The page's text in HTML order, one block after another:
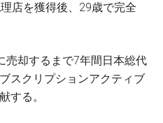
店を獲得後、29歳で完全
売却するまで7年間日本総代
スクリプションアクティブ
する。